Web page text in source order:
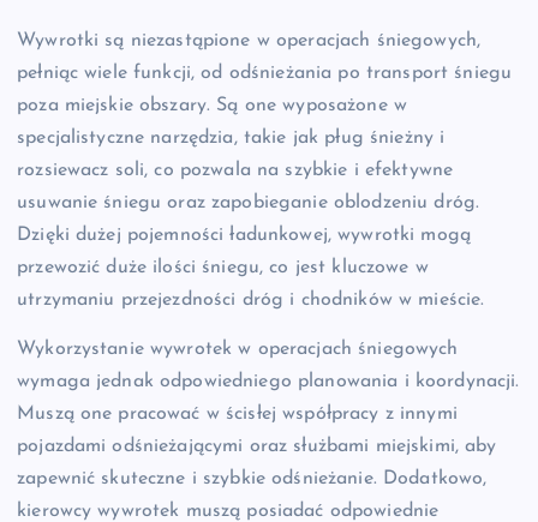
Wywrotki są niezastąpione w operacjach śniegowych,
pełniąc wiele funkcji, od odśnieżania po transport śniegu
poza miejskie obszary. Są one wyposażone w
specjalistyczne narzędzia, takie jak pług śnieżny i
rozsiewacz soli, co pozwala na szybkie i efektywne
usuwanie śniegu oraz zapobieganie oblodzeniu dróg.
Dzięki dużej pojemności ładunkowej, wywrotki mogą
przewozić duże ilości śniegu, co jest kluczowe w
utrzymaniu przejezdności dróg i chodników w mieście.
Wykorzystanie wywrotek w operacjach śniegowych
wymaga jednak odpowiedniego planowania i koordynacji.
Muszą one pracować w ścisłej współpracy z innymi
pojazdami odśnieżającymi oraz służbami miejskimi, aby
zapewnić skuteczne i szybkie odśnieżanie. Dodatkowo,
kierowcy wywrotek muszą posiadać odpowiednie